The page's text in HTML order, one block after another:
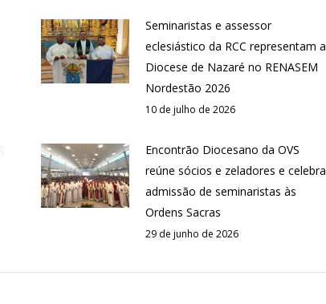
Seminaristas e assessor
eclesiástico da RCC representam a
Diocese de Nazaré no RENASEM
Nordestão 2026
10 de julho de 2026
Encontrão Diocesano da OVS
reúne sócios e zeladores e celebra
admissão de seminaristas às
Ordens Sacras
29 de junho de 2026